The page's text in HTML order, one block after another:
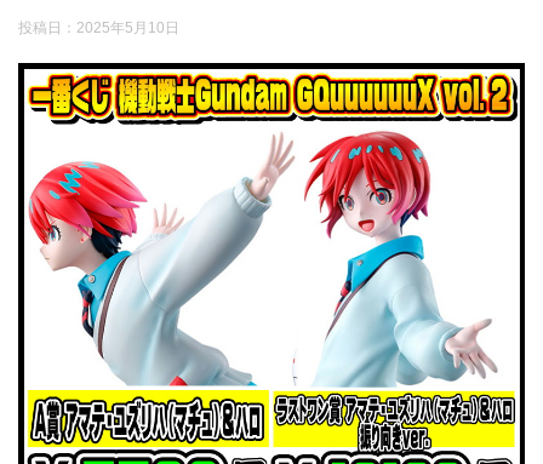
投稿日： 2025年5月10日